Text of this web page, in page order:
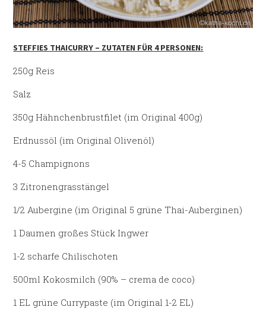
STEFFIES THAICURRY – ZUTATEN FÜR 4 PERSONEN:
250g Reis
Salz
350g Hähnchenbrustfilet (im Original 400g)
Erdnussöl (im Original Olivenöl)
4-5 Champignons
3 Zitronengrasstängel
1/2 Aubergine (im Original 5 grüne Thai-Auberginen)
1 Daumen großes Stück Ingwer
1-2 scharfe Chilischoten
500ml Kokosmilch (90% – crema de coco)
1 EL grüne Currypaste (im Original 1-2 EL)